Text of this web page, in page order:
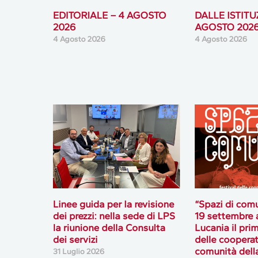
EDITORIALE – 4 AGOSTO
2026
4 Agosto 2026
DALLE
AGOSTO
4 Agosto 2026
Linee guida per la revisione
dei prezzi: nella sede di LPS
la riunione della Consulta
dei servizi
31 Luglio 2026
“Spazi di
19 settembre
Lucania il
delle
comunità